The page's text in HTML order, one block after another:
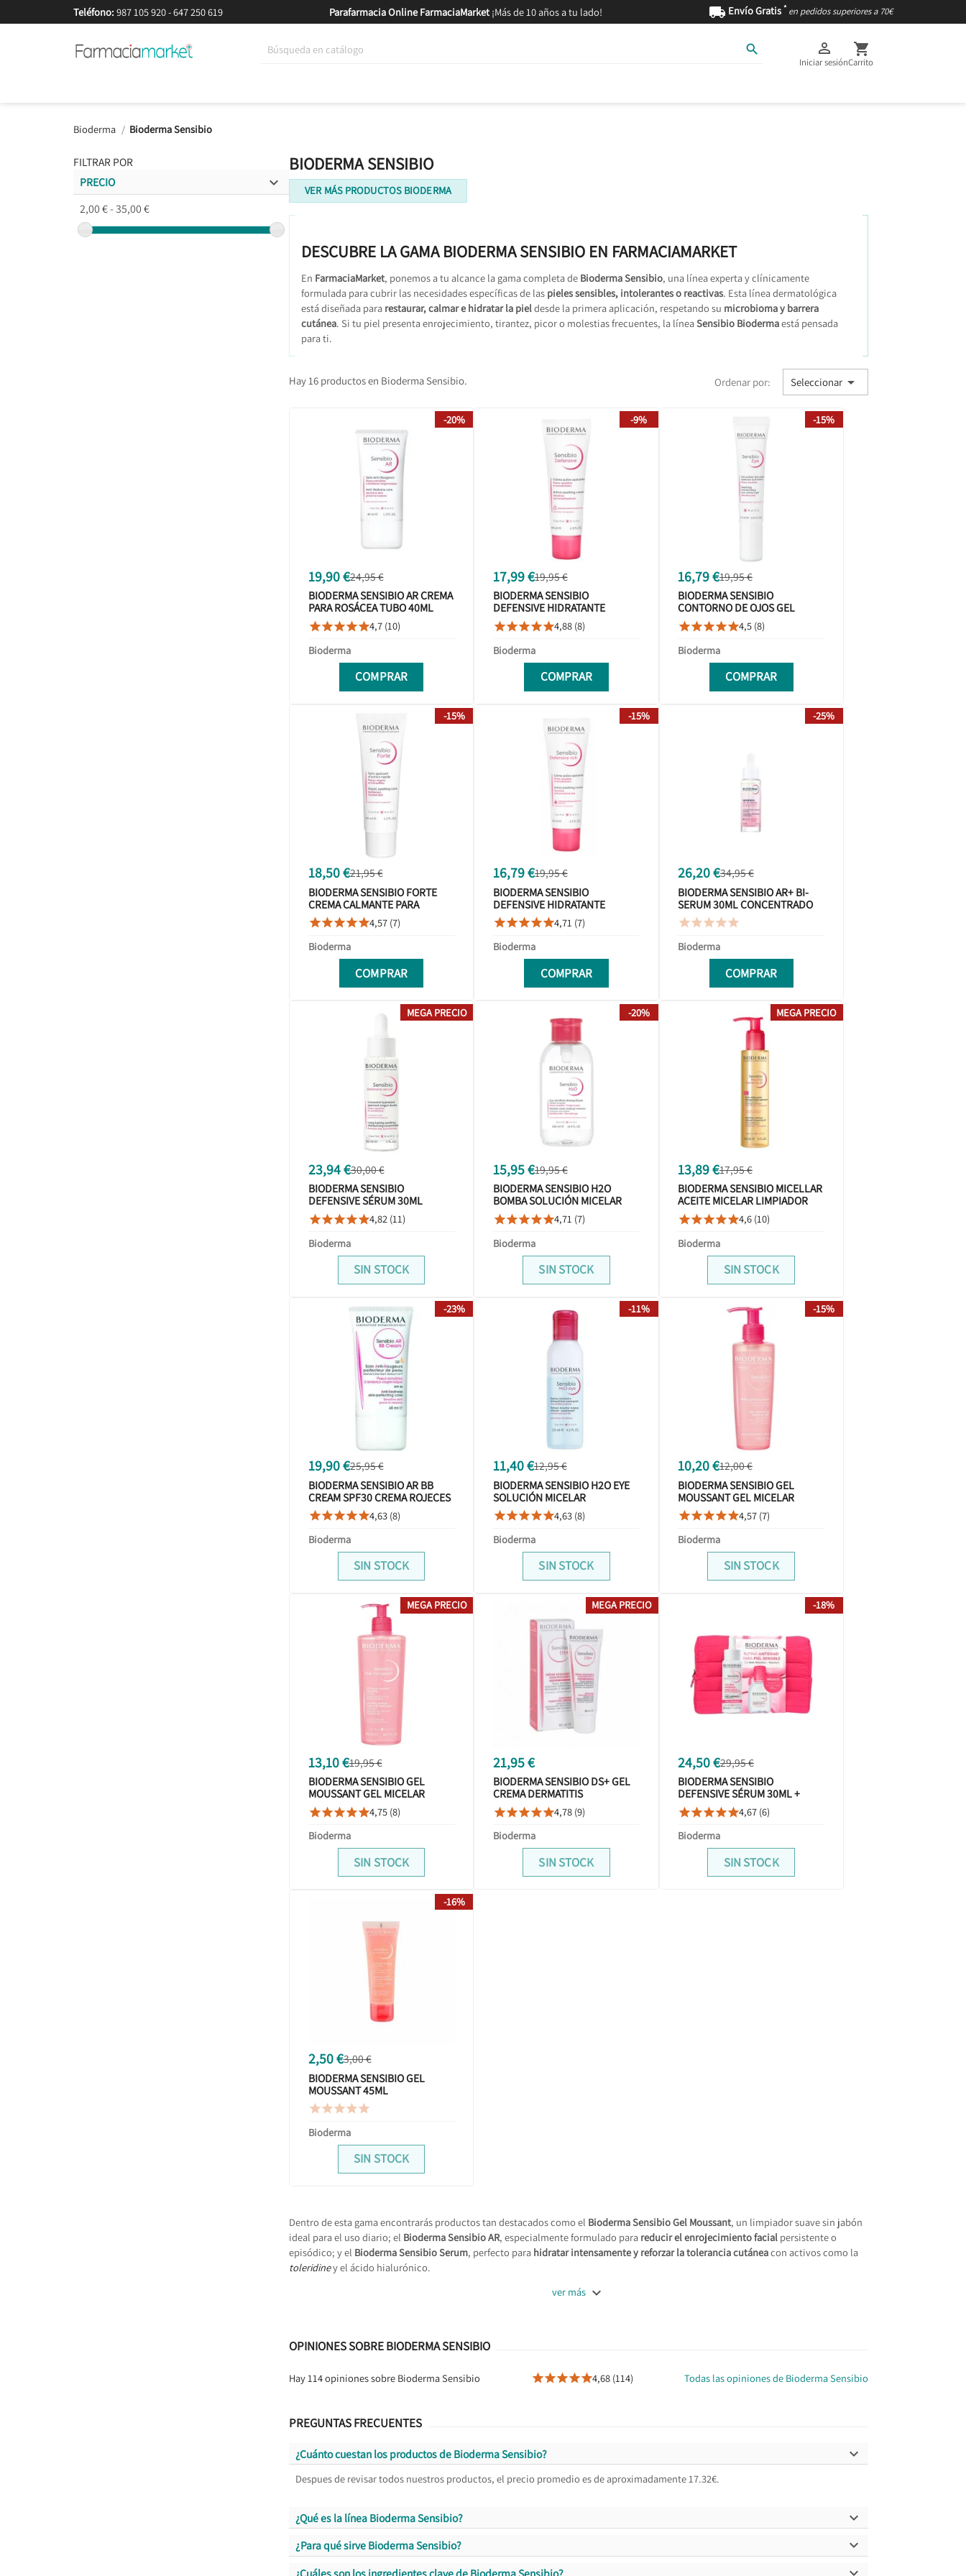
Teléfono: 987 105 920-647 250 619 Parafarmacia Online FarmaciaMarket¡Más de 10 años a tu lado!  Envío Gratis * en pedidos superiores a 70€
 
Iniciar sesión

Carrito
Bioderma Bioderma Sensibio
FILTRAR POR
PRECIO


2,00 € - 35,00 €
BIODERMA SENSIBIO
VER MÁS PRODUCTOS BIODERMA
DESCUBRE LA GAMA BIODERMA SENSIBIO EN FARMACIAMARKET
En FarmaciaMarket, ponemos a tu alcance la gama completa de Bioderma Sensibio, una línea experta y clínicamente
formulada para cubrir las necesidades específicas de las pieles sensibles, intolerantes o reactivas. Esta línea dermatológica
está diseñada para restaurar, calmar e hidratar la pieldesde la primera aplicación, respetando su microbioma y barrera
cutánea. Si tu piel presenta enrojecimiento, tirantez, picor o molestias frecuentes, la líneaSensibio Biodermaestá pensada
para ti.
Hay 16 productos en Bioderma Sensibio. Ordenar por: Seleccionar 
19,90 €24,95 €
BIODERMA SENSIBIO AR CREMA
PARA ROSÁCEA TUBO 40ML
4,7 (10)
Bioderma
COMPRAR
-20%
17,99 €19,95 €
BIODERMA SENSIBIO
DEFENSIVE HIDRATANTE
CALMANTE TUBO 40ML
4,88 (8)
Bioderma
COMPRAR
-9%
16,79 €19,95 €
BIODERMA SENSIBIO
CONTORNO DE OJOS GEL
CREMA 15ML
4,5 (8)
Bioderma
COMPRAR
-15%
18,50 €21,95 €
BIODERMA SENSIBIO FORTE
CREMA CALMANTE PARA
BROTES TUBO 40ML
4,57 (7)
Bioderma
COMPRAR
-15%
16,79 €19,95 €
BIODERMA SENSIBIO
DEFENSIVE HIDRATANTE
CALMANTE PIEL SECA TUBO
40ML
4,71 (7)
Bioderma
COMPRAR
-15%
26,20 €34,95 €
BIODERMA SENSIBIO AR+ BI-
SERUM 30ML CONCENTRADO
ANTI-ROJECES

Bioderma
COMPRAR
-25%
23,94 €30,00 €
BIODERMA SENSIBIO
DEFENSIVE SÉRUM 30ML
4,82 (11)
Bioderma
SIN STOCK
MEGA PRECIO
15,95 €19,95 €
BIODERMA SENSIBIO H2O
BOMBA SOLUCIÓN MICELAR
PIEL SENSIBLE 500ML
4,71 (7)
Bioderma
SIN STOCK
-20%
13,89 €17,95 €
BIODERMA SENSIBIO MICELLAR
ACEITE MICELAR LIMPIADOR
CLEANSING OIL 150ML
4,6 (10)
Bioderma
SIN STOCK
MEGA PRECIO
19,90 €25,95 €
BIODERMA SENSIBIO AR BB
CREAM SPF30 CREMA ROJECES
40ML
4,63 (8)
Bioderma
SIN STOCK
-23%
11,40 €12,95 €
BIODERMA SENSIBIO H2O EYE
SOLUCIÓN MICELAR
DESMAQUILLANTE OJOS 125ML
4,63 (8)
Bioderma
SIN STOCK
-11%
10,20 €12,00 €
BIODERMA SENSIBIO GEL
MOUSSANT GEL MICELAR
LIMPIADOR 200ML
4,57 (7)
Bioderma
SIN STOCK
-15%
13,10 €19,95 €
BIODERMA SENSIBIO GEL
MOUSSANT GEL MICELAR
LIMPIADOR 500ML
4,75 (8)
Bioderma
SIN STOCK
MEGA PRECIO
21,95 €
BIODERMA SENSIBIO DS+ GEL
CREMA DERMATITIS
SEBORREICA TUBO 40ML
4,78 (9)
Bioderma
SIN STOCK
MEGA PRECIO
24,50 €29,95 €
BIODERMA SENSIBIO
DEFENSIVE SÉRUM 30ML +
SENSIBIO H2O AGUA MICELAR
100ML
4,67 (6)
Bioderma
SIN STOCK
-18%
2,50 €3,00 €
BIODERMA SENSIBIO GEL
MOUSSANT 45ML

Bioderma
SIN STOCK
-16%
Dentro de esta gama encontrarás productos tan destacados como el Bioderma Sensibio Gel Moussant, un limpiador suave sin jabón
ideal para el uso diario; el Bioderma Sensibio AR, especialmente formulado para reducir el enrojecimiento facial persistente o
episódico; y el Bioderma Sensibio Serum, perfecto para hidratar intensamente y reforzar la tolerancia cutáneacon activos como la
toleridiney el ácido hialurónico.
ver más 
OPINIONES SOBRE BIODERMA SENSIBIO
Hay 114 opiniones sobre Bioderma Sensibio 4,68 (114) Todas las opiniones de Bioderma Sensibio
PREGUNTAS FRECUENTES
¿Cuánto cuestan los productos de Bioderma Sensibio? 
Despues de revisar todos nuestros productos, el precio promedio es de aproximadamente 17.32€.
¿Qué es la línea Bioderma Sensibio? 
¿Para qué sirve Bioderma Sensibio? 